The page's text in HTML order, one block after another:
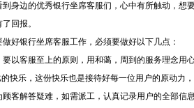
身边的优秀银行坐席客服们，心中有所触动，
有了回报。
做好银行坐席客服工作，必须要做好以下几点
以客服至上的原则，用和蔼，周到的服务理念用
快乐，这份快乐也是接待好每一位用户的原动
客解答疑难，如需派工，认真记录用户的全部